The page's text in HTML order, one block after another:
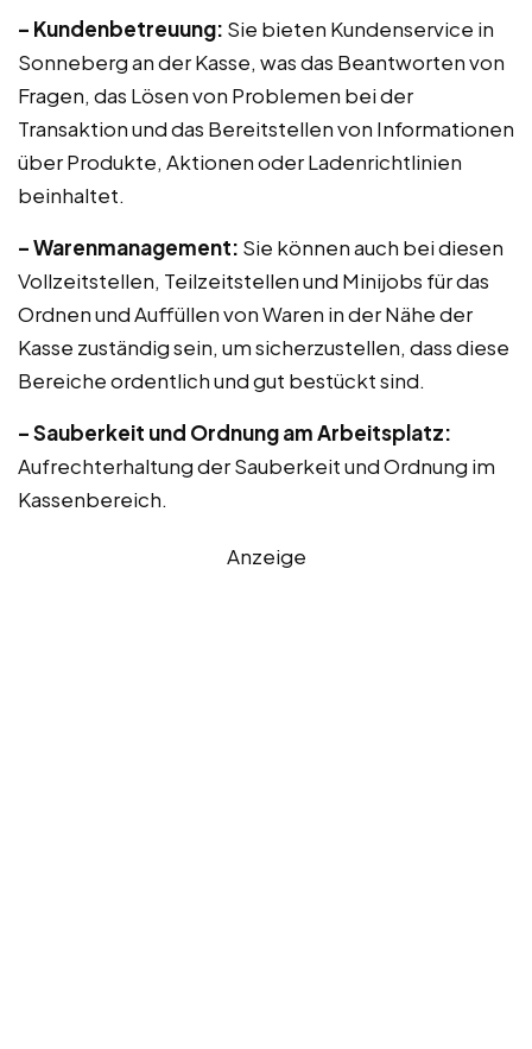
– Kundenbetreuung: Sie bieten Kundenservice in
Sonneberg an der Kasse, was das Beantworten von
Fragen, das Lösen von Problemen bei der
Transaktion und das Bereitstellen von Informationen
über Produkte, Aktionen oder Ladenrichtlinien
beinhaltet.
– Warenmanagement: Sie können auch bei diesen
Vollzeitstellen, Teilzeitstellen und Minijobs für das
Ordnen und Auffüllen von Waren in der Nähe der
Kasse zuständig sein, um sicherzustellen, dass diese
Bereiche ordentlich und gut bestückt sind.
– Sauberkeit und Ordnung am Arbeitsplatz:
Aufrechterhaltung der Sauberkeit und Ordnung im
Kassenbereich.
Anzeige